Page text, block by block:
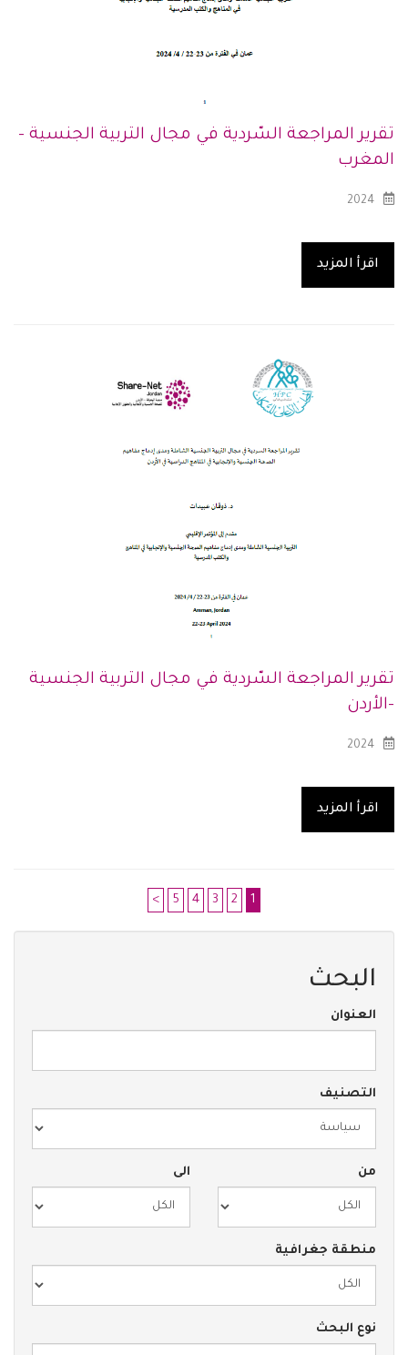
تقرير المراجعة السّردية في مجال التربية الجنسية -
المغرب
2024
اقرأ المزيد
تقرير المراجعة السّردية في مجال التربية الجنسية
-الأردن
2024
اقرأ المزيد
1
2
3
4
5
>
البحث
العنوان
التصنيف
من الى
منطقة جغرافية
نوع البحث